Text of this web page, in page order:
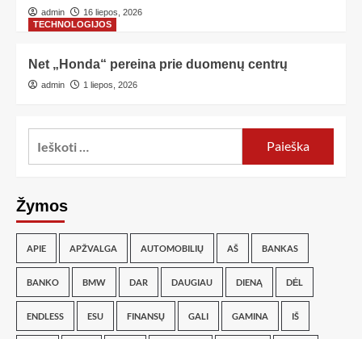
admin
16 liepos, 2026
TECHNOLOGIJOS
Net „Honda“ pereina prie duomenų centrų
admin 1 liepos, 2026
Žymos
APIE APŽVALGA AUTOMOBILIŲ AŠ BANKAS
BANKO BMW DAR DAUGIAU DIENĄ DĖL
ENDLESS ESU FINANSŲ GALI GAMINA IŠ